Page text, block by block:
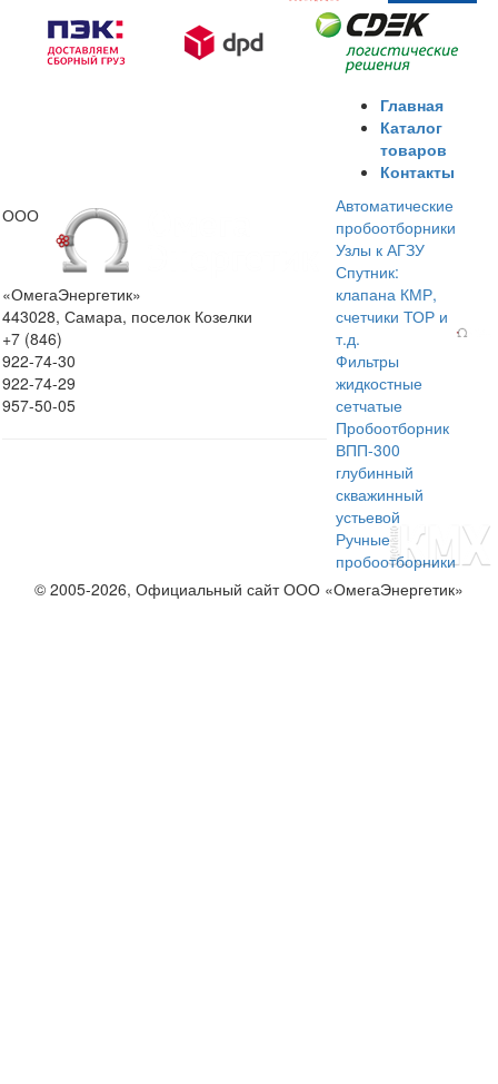
ООО
«ОмегаЭнергетик»
443028, Самара, поселок Козелки
+7 (846)
922-74-30
922-74-29
957-50-05
Главная
Каталог
товаров
Контакты
Автоматические
пробоотборники
Узлы к АГЗУ
Спутник:
клапана КМР,
счетчики ТОР и
т.д.
Фильтры
жидкостные
сетчатые
Пробоотборник
ВПП-300
глубинный
скважинный
устьевой
Ручные
пробоотборники
© 2005-2026, Официальный сайт ООО «ОмегаЭнергетик»